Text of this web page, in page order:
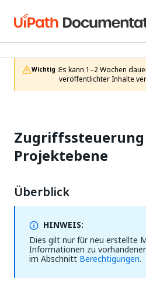
Wichtig :Es kann 1–2 Wochen
veröffentlichter Inhalte
Projektebene
Überblick
HINWEIS:
Dies gilt nur für neu erstellte
Informationen zu
im Abschnitt Berechtigungen.